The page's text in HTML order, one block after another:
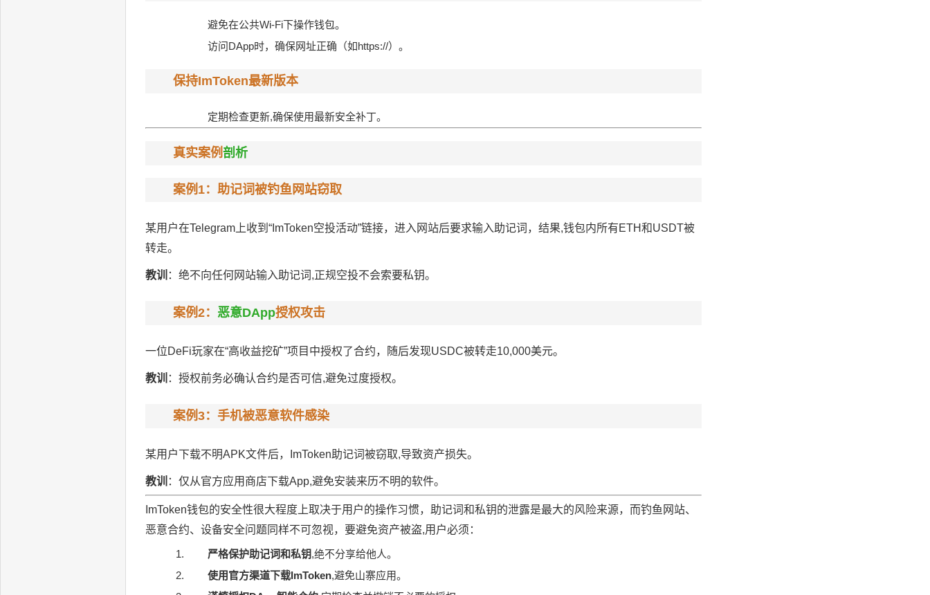
避免在公共Wi-Fi下操作钱包。
访问DApp时，确保网址正确（如https://）。
保持ImToken最新版本
定期检查更新,确保使用最新安全补丁。
真实案例剖析
案例1：助记词被钓鱼网站窃取
某用户在Telegram上收到“ImToken空投活动”链接，进入网站后要求输入助记词，结果,钱包内所有ETH和USDT被
转走。
教训 ：绝不向任何网站输入助记词,正规空投不会索要私钥。
案例2： 恶意DApp授权攻击
一位DeFi玩家在“高收益挖矿”项目中授权了合约，随后发现USDC被转走10,000美元。
教训 ：授权前务必确认合约是否可信,避免过度授权。
案例3：手机被恶意软件感染
某用户下载不明APK文件后，ImToken助记词被窃取,导致资产损失。
教训 ：仅从官方应用商店下载App,避免安装来历不明的软件。
ImToken钱包的安全性很大程度上取决于用户的操作习惯，助记词和私钥的泄露是最大的风险来源，而钓鱼网站、
恶意合约、设备安全问题同样不可忽视，要避免资产被盗,用户必须：
严格保护助记词和私钥,绝不分享给他人。
使用官方渠道下载ImToken,避免山寨应用。